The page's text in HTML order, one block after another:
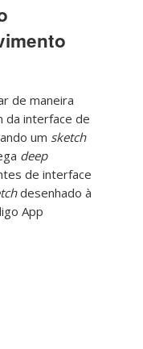
de maneira
da interface de
um sketch
deep
de interface
desenhado à
App